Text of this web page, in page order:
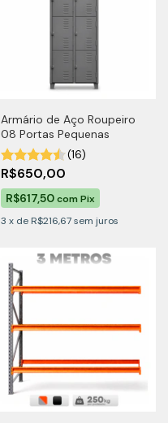
Armário de Aço Roupeiro
08 Portas Pequenas
(16)
R$650,00
R$617,50com Pix
3 x de R$216,67 sem juros